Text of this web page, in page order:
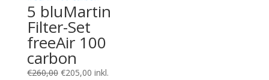
5 bluMartin
Filter-Set
freeAir 100
carbon
€260,00 Ursprünglicher
€205,00Aktueller
inkl.